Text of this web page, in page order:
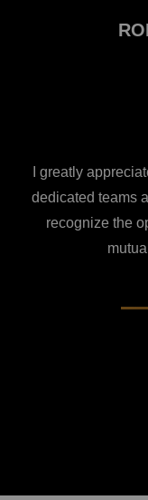
I greatly
dedicated teams
recognize the